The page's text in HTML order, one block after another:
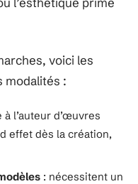
voici les
modalités :
à l’auteur d’œuvres
effet dès la création,
: nécessitent un